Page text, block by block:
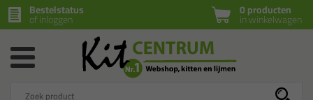
0 producten
in winkelwagen
Bestelstatus
of inloggen